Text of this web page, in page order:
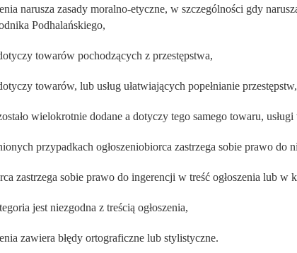
narusza zasady moralno-etyczne, w szczególności gdy
Podhalańskiego,
towarów pochodzących z przestępstwa,
towarów, lub usług ułatwiających popełnianie przestępstw,
wielokrotnie dodane a dotyczy tego samego towaru,
przypadkach ogłoszeniobiorca zastrzega sobie prawo do
zastrzega sobie prawo do ingerencji w treść ogłoszenia lub w
jest niezgodna z treścią ogłoszenia,
zawiera błędy ortograficzne lub stylistyczne.